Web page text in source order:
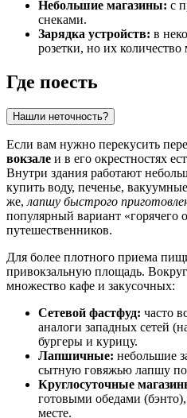
Небольшие магазины: с
снеками.
Зарядка устройств: в
розетки, но их
Где поесть
Нашли неточность?
Если вам нужно перекусить
вокзале и в его окрестностях
Внутри здания работают
купить воду, печенье,
же,лапшу быстрого
популярный вариант «горячего
путешественников.
Для более плотного приема
привокзальную площадь.
множество кафе и закусочных:
Сетевой фастфуд: часто
аналоги западных сетей
бургеры и курицу.
Лапшичные: небольшие
сытную говяжью лапшу
Круглосуточные
готовыми обедами
месте.